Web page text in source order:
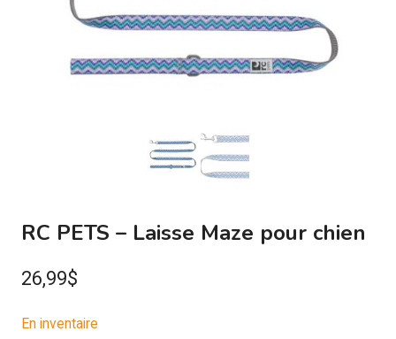
RC PETS – Laisse Maze pour chien
26,99$
En inventaire